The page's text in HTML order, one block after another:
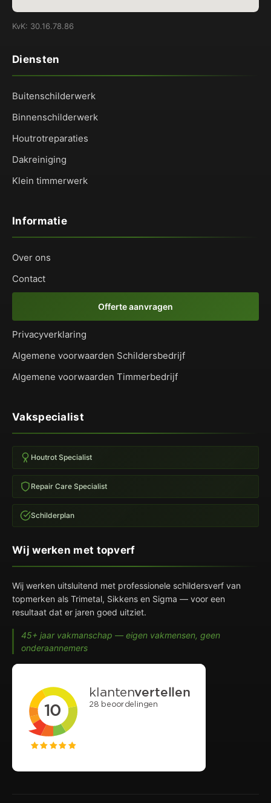
KvK: 30.16.78.86
Diensten
Buitenschilderwerk
Binnenschilderwerk
Houtrotreparaties
Dakreiniging
Klein timmerwerk
Informatie
Over ons
Contact
Offerte aanvragen
Privacyverklaring
Algemene voorwaarden Schildersbedrijf
Algemene voorwaarden Timmerbedrijf
Vakspecialist
Houtrot Specialist
Repair Care Specialist
Schilderplan
Wij werken met topverf
Wij werken uitsluitend met professionele schildersverf van
topmerken als Trimetal, Sikkens en Sigma — voor een
resultaat dat er jaren goed uitziet.
45+ jaar vakmanschap — eigen vakmensen, geen
onderaannemers